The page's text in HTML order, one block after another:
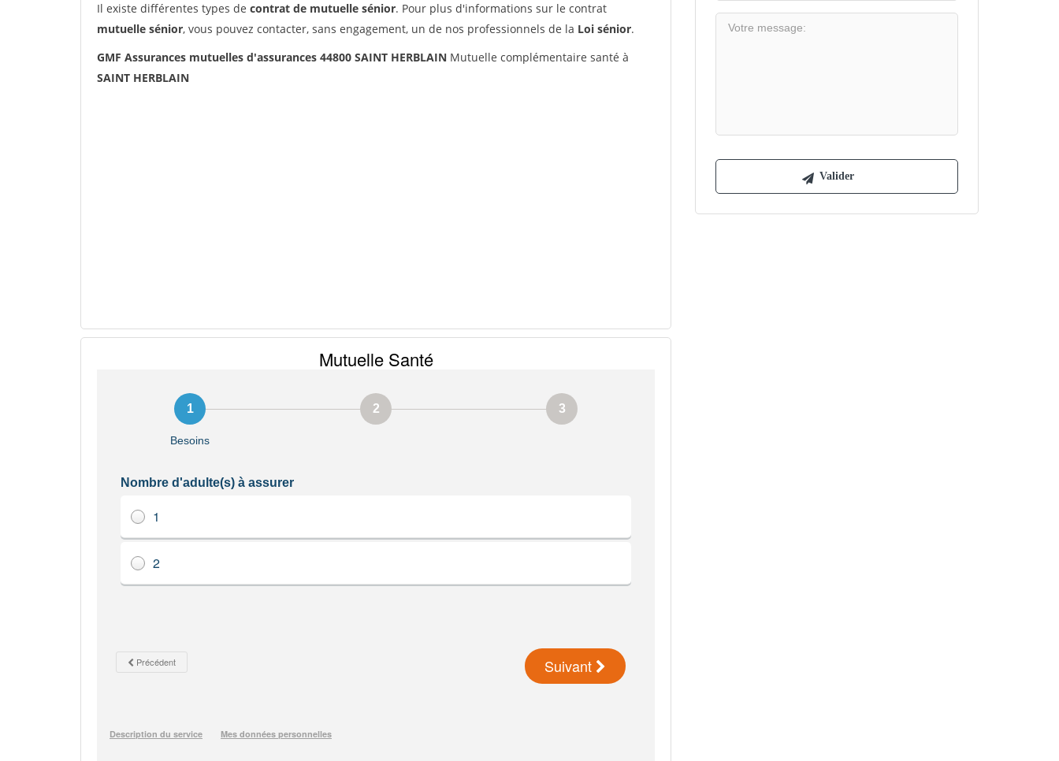
Il existe différentes types de contrat de mutuelle sénior. Pour plus d'informations sur le contrat
mutuelle sénior, vous pouvez contacter, sans engagement, un de nos professionnels de la Loi sénior.
GMF Assurances mutuelles d'assurances 44800 SAINT HERBLAIN Mutuelle complémentaire santé à
SAINT HERBLAIN